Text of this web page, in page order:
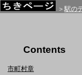
＞ 駅の
Contents
市町村章